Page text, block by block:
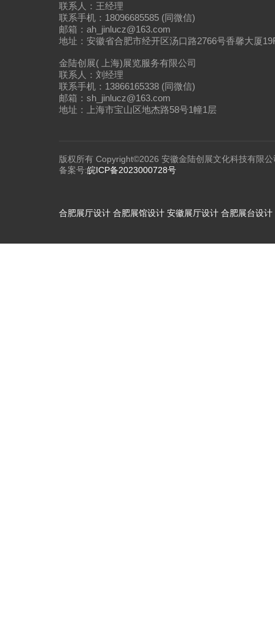
联系人：王经理
联系手机：18096685585 (同微信)
邮箱：ah_jinlucz@163.com
地址：安徽省合肥市经开区汤口路2766号香馨大厦
金陆创展( 上海)展览服务有限公司
联系人：刘经理
联系手机：13866165338 (同微信)
邮箱：sh_jinlucz@163.com
地址：上海市宝山区地杰路58号1幢1层
版权所有 Copyright©2026 安徽金陆创展文化科技有限公
备案号:皖ICP备2023000728号
合肥展厅设计 合肥展馆设计 安徽展厅设计 合肥展台设计